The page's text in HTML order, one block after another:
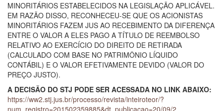
MINORITÁRIOS ESTABELECIDOS NA LEGISLAÇÃO APLICÁVEL.
EM RAZÃO DISSO, RECONHECEU-SE QUE OS ACIONISTAS
MINORITÁRIOS FAZEM JUS AO RECEBIMENTO DA DIFERENÇA
ENTRE O VALOR A ELES PAGO A TÍTULO DE REEMBOLSO
RELATIVO AO EXERCÍCIO DO DIREITO DE RETIRADA
(CALCULADO COM BASE NO PATRIMÔNIO LÍQUIDO
CONTÁBIL) E O VALOR EFETIVAMENTE DEVIDO (VALOR DO
PREÇO JUSTO).
A DECISÃO DO STJ PODE SER ACESSADA NO LINK ABAIXO:
https://ww2.stj.jus.br/processo/revista/inteiroteor/?
num_registro=201502359885&dt_publicacao=20/09/2